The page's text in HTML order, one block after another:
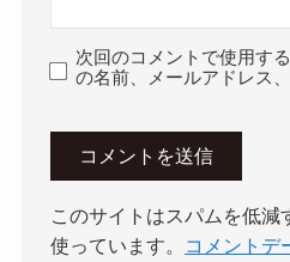
次回のコメントで使用す
の名前、メールアドレス
このサイトはスパムを低減
使っています。
コメントデ